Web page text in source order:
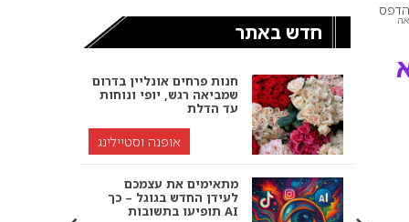
הדפס
חדש באתר
חנות פרחים אונליין בדרום
שמביאה רגש, יופי ונוחות
עד הדלת
אופנה וסטיילינג
מתאימים את עצמכם
לעידן החדש בגוגל – כך
תופיעו בתשובות AI